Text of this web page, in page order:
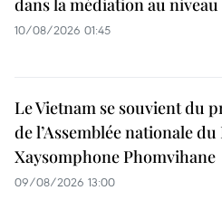
dans la médiation au
10/08/2026 01:45
Le Vietnam se souvient du
de l’Assemblée nationale du
Xaysomphone Phomvihane
09/08/2026 13:00